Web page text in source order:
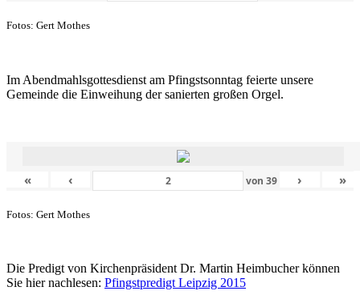
Fotos: Gert Mothes
Im Abendmahlsgottesdienst am Pfingstsonntag feierte unsere
Gemeinde die Einweihung der sanierten großen Orgel.
« ‹ von39 › »
Fotos: Gert Mothes
Die Predigt von Kirchenpräsident Dr. Martin Heimbucher können
Sie hier nachlesen: Pfingstpredigt Leipzig 2015